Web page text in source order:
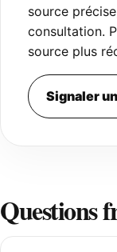
source
consultation.
source plus
Signaler
Questions